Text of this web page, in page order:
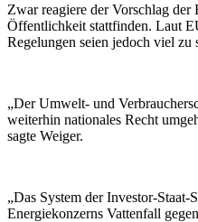
Zwar reagiere der Vorschlag
Öffentlichkeit stattfinden. Laut
Regelungen seien jedoch viel
„Der Umwelt- und
weiterhin nationales Recht
sagte Weiger.
„Das System der Investor-
Energiekonzerns Vattenfall